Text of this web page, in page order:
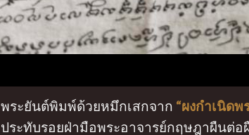
พระยันต์พิมพ์ด้วยหมึกเสกจาก “ผงกำเนิด
ประทับรอยฝ่ามือพระอาจารย์กฤษฎาผืนต่